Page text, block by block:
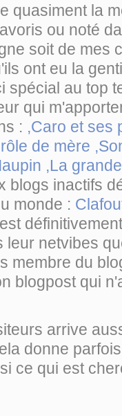
quasiment la
ou noté
soit de mes
ont eu la
spécial au top
qui
: ,Caro et ses
de mère
,La
blogs inactifs
monde :
leur netvibes
membre du
blogpost qui
arrive
donne
ce qui est